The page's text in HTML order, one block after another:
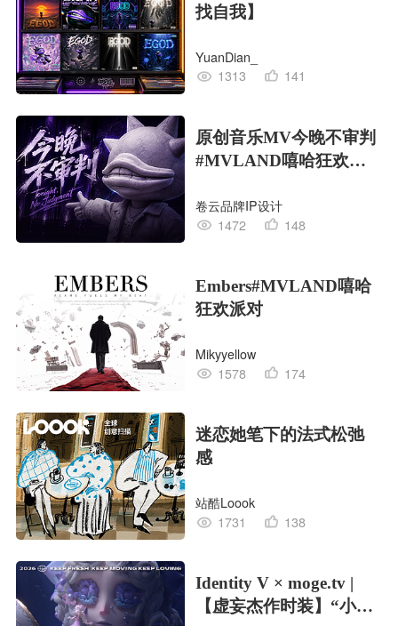
找自我】
YuanDian_
1313
141
原创音乐MV今晚不审判
#MVLAND嘻哈狂欢派
卷云品牌IP设计
1472
148
Embers#MVLAND嘻哈
狂欢派对
Mikyyellow
1578
174
迷恋她笔下的法式松弛
感
站酷Loook
1731
138
Identity V × moge.tv |
【虚妄杰作时装】“小女